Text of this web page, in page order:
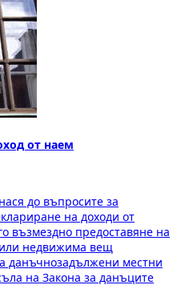
от наем
до въпросите за
на доходи от
възмездно предоставяне на
недвижима вещ
данъчнозадължени местни
на Закона за данъците